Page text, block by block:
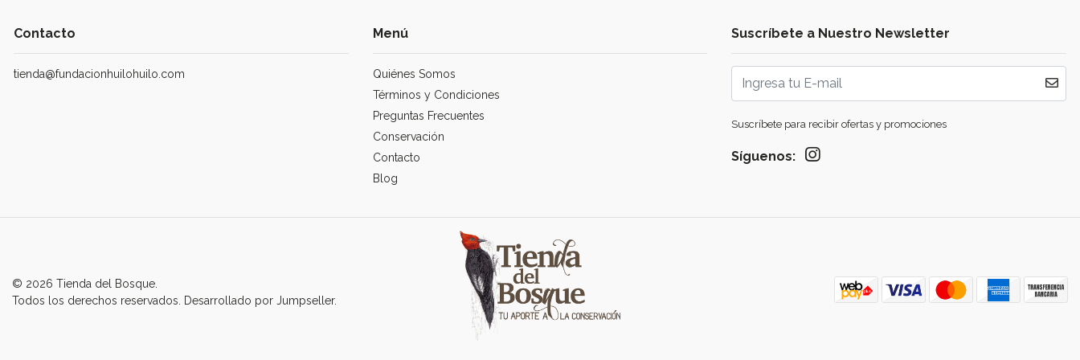
Contacto
tienda@fundacionhuilohuilo.com
Menú
Quiénes Somos
Términos y Condiciones
Preguntas Frecuentes
Conservación
Contacto
Blog
Suscríbete a Nuestro Newsletter
Suscríbete para recibir ofertas y promociones
Síguenos:
© 2026 Tienda del Bosque.
Todos los derechos reservados.
Desarrollado por Jumpseller.